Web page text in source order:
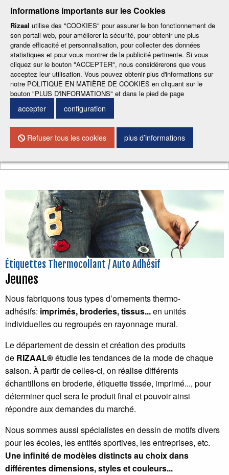
Informations importants sur les Cookies
Rizaal utilise des "COOKIES" pour assurer le bon fonctionnement de
son portail web, pour améliorer la sécurité, pour obtenir une plus
grande efficacité et personnalisation, pour collecter des données
statistiques et pour vous montrer de la publicité pertinente. Si vous
cliquez sur le bouton "ACCEPTER", nous considérerons que vous
acceptez leur utilisation. Vous pouvez obtenir plus d'informations sur
notre POLITIQUE EN MATIÈRE DE COOKIES en cliquant sur le
bouton "PLUS D'INFORMATIONS" et dans le pied de page
accepter configuration
Refuser tous les cookies plus d’informations
- ESP- ENG-CAT -FRA-DEU
CONTACTEZ NOUS
Menu
Chercher
Étiquettes Thermocollant / Auto Adhésif
Jeunes
Nous fabriquons tous types d’ornements thermo-
adhésifs: imprimés, broderies, tissus...en unités
individuelles ou regroupés en rayonnage mural.
Le département de dessin et création des produits
de RIZAAL®étudie les tendances de la mode de chaque
saison. À partir de celles-ci, on réalise différents
échantillons en broderie, étiquette tissée, imprimé..., pour
déterminer quel sera le produit final et pouvoir ainsi
répondre aux demandes du marché.
Nous sommes aussi spécialistes en dessin de motifs divers
pour les écoles, les entités sportives, les entreprises, etc.
Une infinité de modèles distincts au choix dans
différentes dimensions, styles et couleurs...